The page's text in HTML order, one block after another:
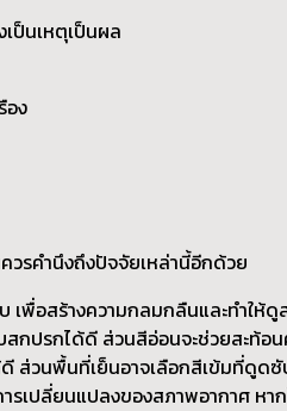
ป็นเหตุเป็นผล
อง
วรคำนึงถึงปัจจัยเหล่านี้อีกด้วย
พื่อสร้างความกลมกลืนและทำให้ดู
ปรกได้ดี ส่วนสีอ่อนจะช่วยสะท้อน
ส่วนพื้นที่เย็นอาจเลือกสีเข้มที่ดูดซั
รเปลี่ยนแปลงของสภาพอากาศ ห